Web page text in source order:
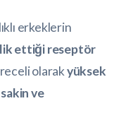
erkeklerin
ettiği reseptör
olarakyüksek
ve